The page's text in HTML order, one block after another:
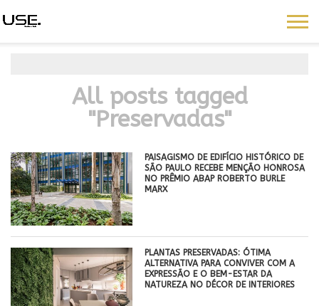
All posts tagged
"Preservadas"
PAISAGISMO DE EDIFÍCIO HISTÓRICO DE
SÃO PAULO RECEBE MENÇÃO HONROSA
NO PRÊMIO ABAP ROBERTO BURLE
MARX
PLANTAS PRESERVADAS: ÓTIMA
ALTERNATIVA PARA CONVIVER COM A
EXPRESSÃO E O BEM-ESTAR DA
NATUREZA NO DÉCOR DE INTERIORES